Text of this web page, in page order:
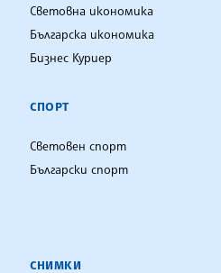
Световна икономика
Българска икономика
Бизнес Куриер
СПОРТ
Световен спорт
Български спорт
СНИМКИ